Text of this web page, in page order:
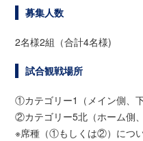
募集人数
2名様2組（合計4名様)
試合観戦場所
①カテゴリー1（メイン側、
②カテゴリー5北（ホーム側
※席種（①もしくは②）につ